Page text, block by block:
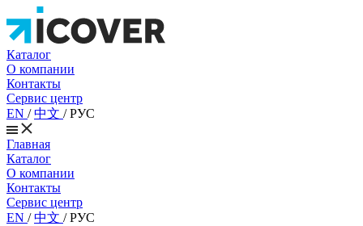
Каталог
О компании
Контакты
Сервис центр
EN /中文 /РУС
Главная
Каталог
О компании
Контакты
Сервис центр
EN /中文 /РУС